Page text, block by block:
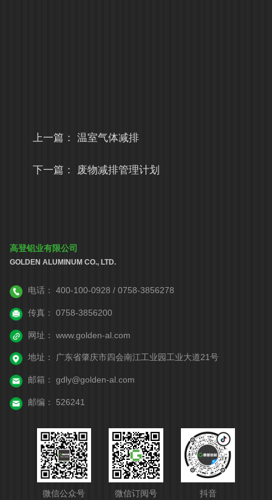
上一篇：温室气体减排
下一篇： 废物减排管理计划
高登铝业有限公司
GOLDEN ALUMINUM CO., LTD.
电话： 400-100-0928 / 0758-3856278
传真： 0758-3856200
网址： www.golden-al.com
地址： 广东省肇庆市四会南江工业园工业大道21号
邮箱： gdly@golden-al.com
邮编： 526241
微信公众号 微信订阅号 抖音